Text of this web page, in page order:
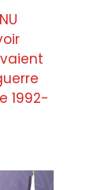
1992-